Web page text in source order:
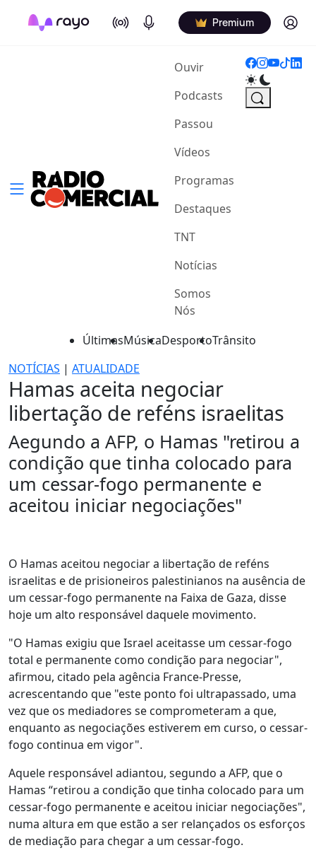
On Air Podcasts Premium Log in
Ouvir(current)
Podcasts
Passou
Vídeos
Programas
Destaques
TNT
Notícias
Somos
Nós
ÚltimasMúsicaDesportoTrânsito
NOTÍCIAS | ATUALIDADE
Hamas aceita negociar
libertação de reféns israelitas
Aegundo a AFP, o Hamas "retirou a
condição que tinha colocado para
um cessar-fogo permanente e
aceitou iniciar negociações"
O Hamas aceitou negociar a libertação de reféns
israelitas e de prisioneiros palestinianos na ausência de
um cessar-fogo permanente na Faixa de Gaza, disse
hoje um alto responsável daquele movimento.
"O Hamas exigiu que Israel aceitasse um cessar-fogo
total e permanente como condição para negociar",
afirmou, citado pela agência France-Presse,
acrescentando que "este ponto foi ultrapassado, uma
vez que os mediadores se comprometeram a que,
enquanto as negociações estiverem em curso, o cessar-
fogo continua em vigor".
Aquele responsável adiantou, segundo a AFP, que o
Hamas “retirou a condição que tinha colocado para um
cessar-fogo permanente e aceitou iniciar negociações",
numa altura em que estão a ser relançados os esforços
de mediação para chegar a um cessar-fogo.